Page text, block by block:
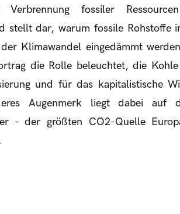
Verbrennung fossiler
stellt dar, warum fossile Rohstoffe
Klimawandel eingedämmt
die Rolle beleuchtet, die
und für das kapitalistische
Augenmerk liegt dabei auf
- der größten CO2-Quelle